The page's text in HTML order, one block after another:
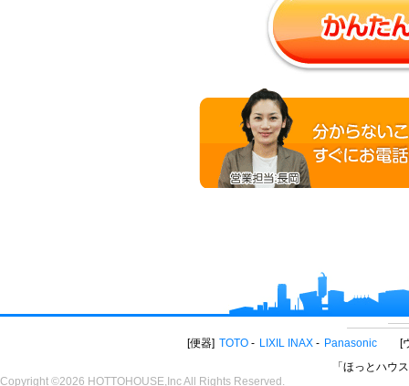
便器 TOTO LIXIL INAX Panasonic
「ほっとハウ
Copyright ©2026 HOTTOHOUSE,Inc All Rights Reserved.